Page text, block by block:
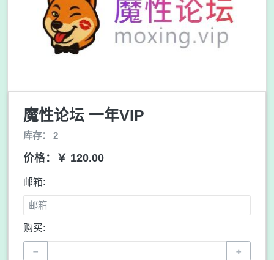
魔性论坛 一年VIP
库存： 2
价格：￥ 120.00
邮箱:
购买:
− +